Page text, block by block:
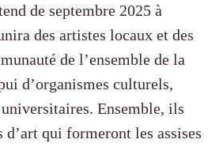
de septembre 2025 à
des artistes locaux et des
de l’ensemble de la
d’organismes culturels,
Ensemble, ils
qui formeront les assises